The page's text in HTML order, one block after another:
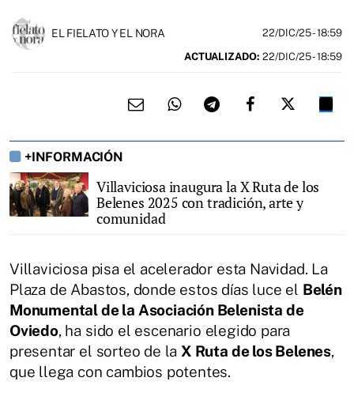
EL FIELATO Y EL NORA 22/DIC/25- 18:59
ACTUALIZADO: 22/DIC/25 - 18:59
+INFORMACIÓN
Villaviciosa inaugura la X Ruta de los
Belenes 2025 con tradición, arte y
comunidad
Villaviciosa pisa el acelerador esta Navidad. La
Plaza de Abastos, donde estos días luce el Belén
Monumental de la Asociación Belenista de
Oviedo, ha sido el escenario elegido para
presentar el sorteo de la X Ruta de los Belenes,
que llega con cambios potentes.